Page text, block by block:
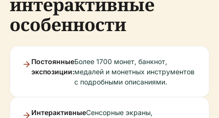
интерактивные
особенности
Постоянные
экспозиции:
Более 1700 монет, банкнот,
медалей и монетных инструментов
с подробными описаниями.
ИнтерактивныеСенсорные экраны,